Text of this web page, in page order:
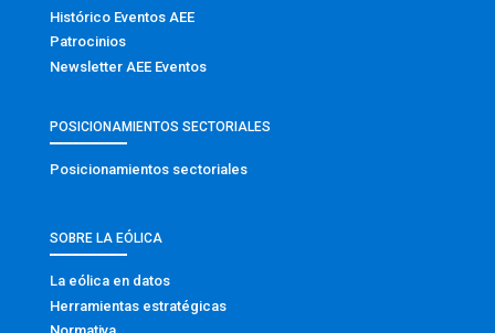
Histórico Eventos AEE
Patrocinios
Newsletter AEE Eventos
POSICIONAMIENTOS SECTORIALES
Posicionamientos sectoriales
SOBRE LA EÓLICA
La eólica en datos
Herramientas estratégicas